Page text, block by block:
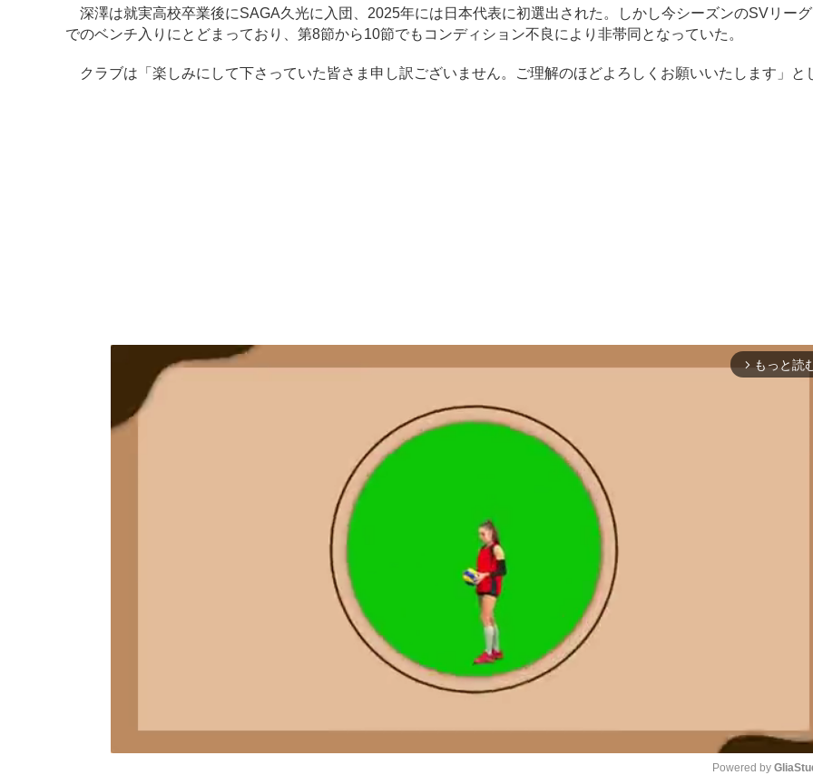
深澤は就実高校卒業後にSAGA久光に入団、2025年には日本代表に初選出された。しかし今シーズンのSVリー
でのベンチ入りにとどまっており、第8節から10節でもコンディション不良により非帯同となっていた。
クラブは「楽しみにして下さっていた皆さま申し訳ございません。ご理解のほどよろしくお願いいたします」と
arrow_forward_ios もっと読
Powered by